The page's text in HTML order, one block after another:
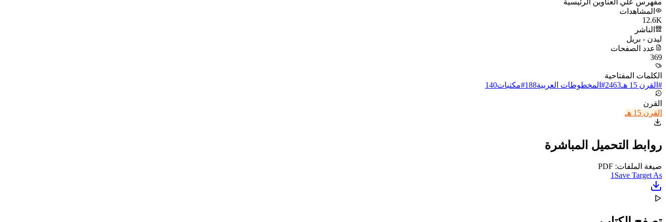
المشاهدات
12.6K
الناشر
ليدن - بريل
عدد الصفحات
369
الكلمات المفتاحية
# القرن 15 هـ 2463
# المخطوطات العربية188
#مكتبات140
القرن
القرن 15 هـ
روابط التحميل المباشرة
صيغة الملفات: PDF
1Save Target As